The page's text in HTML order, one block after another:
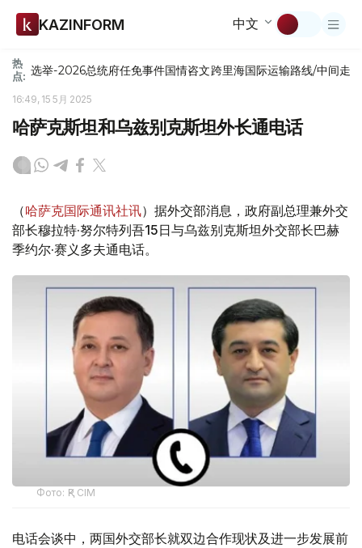
KAZINFORM 中文
热
点: 选举-2026总统府任免事件国情咨文跨里海国际运输路线/中间走廊
16:49, 15 5月 2025
哈萨克斯坦和乌兹别克斯坦外长通电话
（哈萨克国际通讯社讯）据外交部消息，政府副总理兼外交
部长穆拉特·努尔特列吾15日与乌兹别克斯坦外交部长巴赫
季约尔·赛义多夫通电话。
Фото: ҚР СІМ
电话会谈中，两国外交部长就双边合作现状及进一步发展前